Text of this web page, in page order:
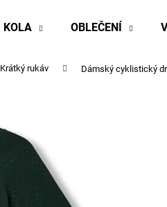
KOLA OBLEČENÍ
Krátký rukáv Dámský cyklistický
Co potřebujete
Doporučujeme